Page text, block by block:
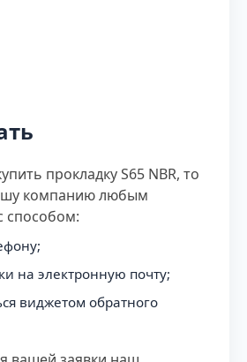
прокладку S65 NBR, то
компанию любым
способом:
на электронную почту;
виджетом обратного